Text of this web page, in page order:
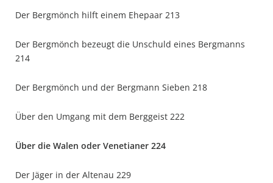
Der Bergmönch hilft einem Ehepaar 213
Der Bergmönch bezeugt die Unschuld eines Bergmanns
214
Der Bergmönch und der Bergmann Sieben 218
Über den Umgang mit dem Berggeist 222
Über die Walen oder Venetianer 224
Der Jäger in der Altenau 229